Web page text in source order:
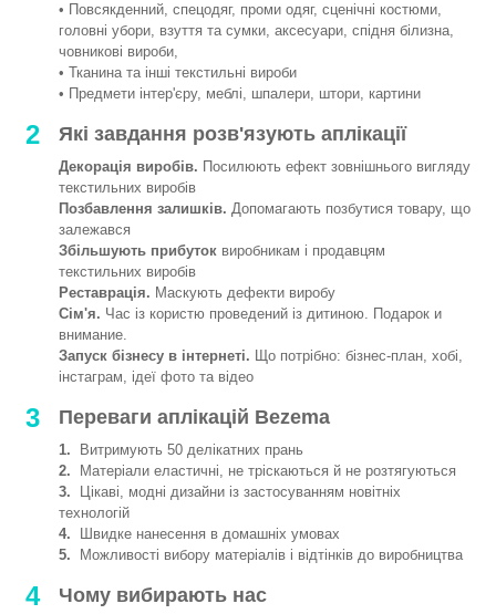
• Повсякденний, спецодяг, проми одяг, сценічні костюми,
головні убори, взуття та сумки, аксесуари, спідня білизна,
човникові вироби,
• Тканина та інші текстильні вироби
• Предмети інтер'єру, меблі, шпалери, штори, картини
2 Які завдання розв'язують аплікації
Декорація виробів. Посилюють ефект зовнішнього вигляду
текстильних виробів
Позбавлення залишків. Допомагають позбутися товару, що
залежався
Збільшують прибуток виробникам і продавцям
текстильних виробів
Реставрація. Маскують дефекти виробу
Сім'я. Час із користю проведений із дитиною. Подарок и
внимание.
Запуск бізнесу в інтернеті. Що потрібно: бізнес-план, хобі,
інстаграм, ідеї фото та відео
3 Переваги аплікацій Bezema
1. Витримують 50 делікатних прань
2. Матеріали еластичні, не тріскаються й не розтягуються
3. Цікаві, модні дизайни із застосуванням новітніх
технологій
4. Швидке нанесення в домашніх умовах
5. Можливості вибору матеріалів і відтінків до виробництва
4 Чому вибирають нас